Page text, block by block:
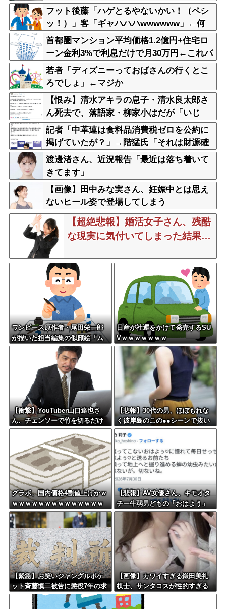
ｗｗｗｗｗｗｗｗｗｗｗｗｗｗｗｗｗｗｗ
ｗｗ
フット後藤「ハゲとるやないかい！（ペシ
ッ！）」客「ギャハハハwwwwww」←何
が面白いの？
首都圏マンション平均価格1.2億円+住宅ロ
ーン金利3%で利息だけで月30万円←これバ
カなん？
若者「ディズニーっておばさんの行くとこ
ろでしょ」←マジか
【恨み】清水アキラの息子・清水良太郎さ
ん死去で、落語家・柳家小はだが「いじ
め」「暴行」被害告発
記者「中革連は食料品消費税ゼロを公約に
掲げていたが？」→階猛氏「それは財源確
保という条件付き」
渡邊渚さん、近況報告「最近は落ち着いて
きてます」
【画像】田中みな実さん、妊娠中とは思え
ないヒール姿で登場してしまう
【超絶悲報】婚活女子さん、残酷
な現実に気付いてしまった結果…
ワンピース原作者・尾田栄一郎
が描いた担当編集の似顔絵「ム
ダに東大卒」
日産が社運をかけて発売するSU
Vｗｗｗｗｗｗｗ
【衝撃】YouTuber山口達也さ
ん、チェンソーで竹を切るだけ
で600万再生を突破してしまう←
正直、こう言うのでいいんだよ
なw w w w w w w w
【悲報】30代の男、ほぼもれな
く彼岸島のこの●●シーンで抜い
てる件
グラボ、国内価格4割値上げかｗ
ｗｗｗｗｗｗｗｗｗｗｗｗｗｗ
ｗ
【悲報】AV女優さん、キモオタ
チー牛弱男どもの「おはよう」
にブチギレｗｗｗ
【緊急】お笑いジャングルポケ
ット斉藤慎二被告に懲役7年の求
刑←これ…
【画像】カワイすぎる鎌田美礼
棋士、サンタコスが性的すぎる